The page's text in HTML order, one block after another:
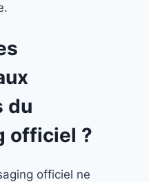
du
officiel ?
officiel ne